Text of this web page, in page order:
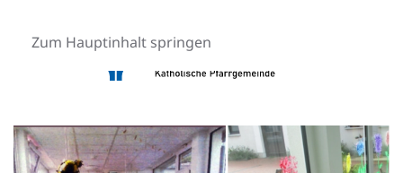
Zum Hauptinhalt springen